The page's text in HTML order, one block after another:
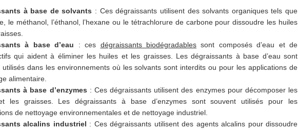
à base de solvants : Ces dégraissants utilisent des solvants organiques tels que
le méthanol, l’éthanol, l’hexane ou le tétrachlorure de carbone pour dissoudre les huiles
à base d’eau : ces dégraissants biodégradablessont composés d’eau et de
qui aident à éliminer les huiles et les graisses. Les dégraissants à base d’eau sont
utilisés dans les environnements où les solvants sont interdits ou pour les applications de
alimentaire.
à base d’enzymes : Ces dégraissants utilisent des enzymes pour décomposer les
les graisses. Les dégraissants à base d’enzymes sont souvent utilisés pour les
de nettoyage environnementales et de nettoyage industriel.
alcalins industriel : Ces dégraissants utilisent des agents alcalins pour dissoudre